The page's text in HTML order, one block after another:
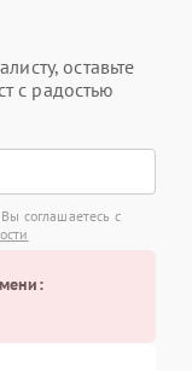
оставьте
с радостью
соглашаетесь с